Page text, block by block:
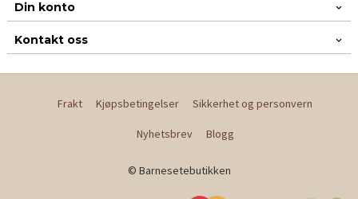
Din konto
Kontakt oss
Frakt Kjøpsbetingelser Sikkerhet og personvern
Nyhetsbrev Blogg
© Barnesetebutikken